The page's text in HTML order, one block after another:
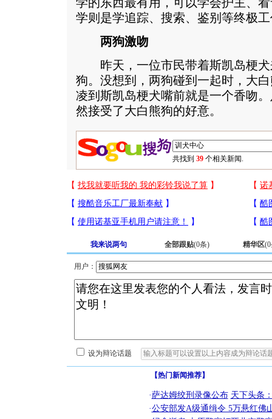
学的东西最有用，可以学会护主、
学则是学追踪、搜索、鉴别等终极
两狗激吻
昨天，一位市民带着斯凯岛梗犬
狗。没想到，两狗碰到一起时，大
凌到斯凯岛梗犬嘴前就是一个香吻
然接受了大白熊狗的好意。
共找到 39 个相关新闻.
我来说两句 全部跟贴(0条) 精华区(0
用户：
设为辩论话题
【热门新闻推荐】
·萨达姆绞刑录像公布 天下头条
·公安部发A级通缉令 5万悬红佛